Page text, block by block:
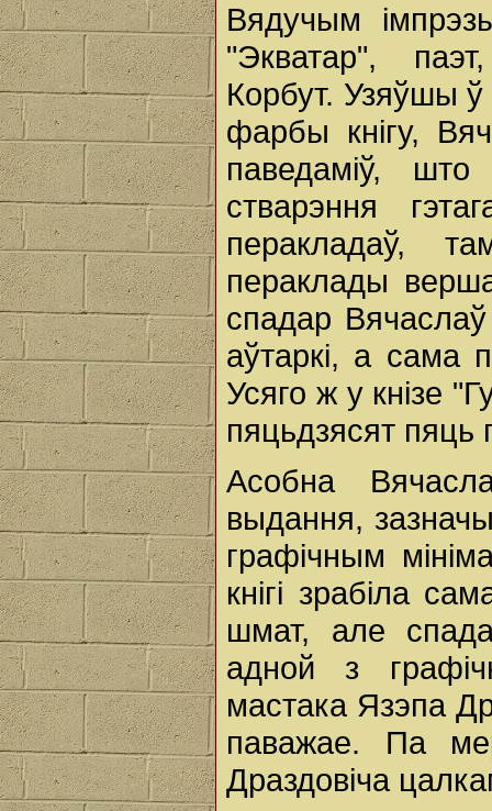
Вядучым
"Экватар",
Корбут. Узяўшы ў
фарбы кнігу,
паведаміў,
стварэння
перакладаў,
пераклады
спадар
аўтаркі, а сама
Усяго ж у кнізе
пяцьдзясят пяць
Асобна
выдання,
графічным
кнігі зрабіла
шмат, але
адной з
мастака Язэпа
паважае. Па
Драздовіча